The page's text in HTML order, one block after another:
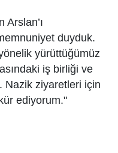
Arslan’ı
duyduk.
yürüttüğümüz
iş birliği ve
Nazik ziyaretleri için
ediyorum."